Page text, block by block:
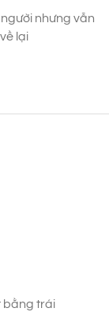
nhưng vẫn
lại
bằng trái